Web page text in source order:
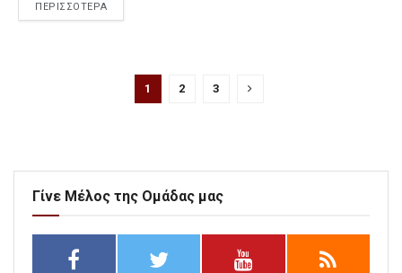
ΠΕΡΙΣΣΟΤΕΡΑ
1 2 3
Γίνε Μέλος της Ομάδας μας